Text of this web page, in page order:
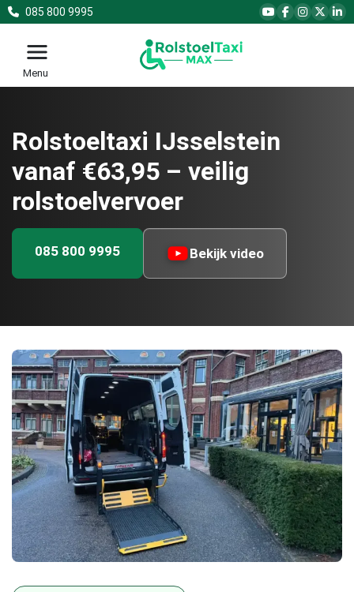
085 800 9995
Menu
Rolstoeltaxi IJsselstein
vanaf €63,95 – veilig
rolstoelvervoer
085 800 9995 Bekijk video